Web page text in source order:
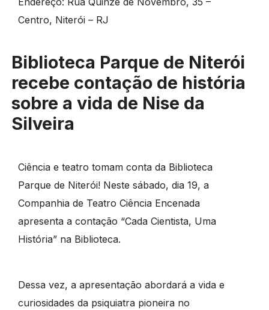
Centro, Niterói – RJ
Biblioteca Parque de Niterói
recebe contação de história
sobre a vida de Nise da
Silveira
Ciência e teatro tomam conta da Biblioteca
Parque de Niterói! Neste sábado, dia 19, a
Companhia de Teatro Ciência Encenada
apresenta a contação “Cada Cientista, Uma
História” na Biblioteca.
Dessa vez, a apresentação abordará a vida e
curiosidades da psiquiatra pioneira no